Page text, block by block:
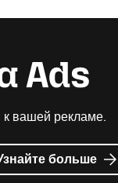
к вашей рекламе.
больше о